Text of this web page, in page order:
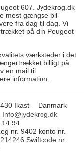
607. Jydekrog.dk
mest gængse bil-
fra dag til dag. Vi
på din Peugeot
værksteder i det
billigt på
en mail til
information.
Ikast
Danmark
Info@jydekrog.dk
14 94
nr. 9402 konto nr.
Swiftcode nr.